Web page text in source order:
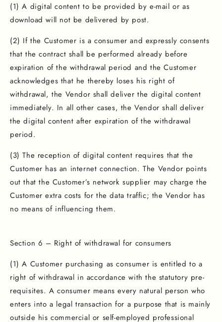
(1) A digital content to be provided by e-mail or as
download will not be delivered by post.
(2) If the Customer is a consumer and expressly consents
that the contract shall be performed already before
expiration of the withdrawal period and the Customer
acknowledges that he thereby loses his right of
withdrawal, the Vendor shall deliver the digital content
immediately. In all other cases, the Vendor shall deliver
the digital content after expiration of the withdrawal
period.
(3) The reception of digital content requires that the
Customer has an internet connection. The Vendor points
out that the Customer’s network supplier may charge the
Customer extra costs for the data traffic; the Vendor has
no means of influencing them.
Section 6 – Right of withdrawal for consumers
(1) A Customer purchasing as consumer is entitled to a
right of withdrawal in accordance with the statutory pre-
requisites. A consumer means every natural person who
enters into a legal transaction for a purpose that is mainly
outside his commercial or self-employed professional